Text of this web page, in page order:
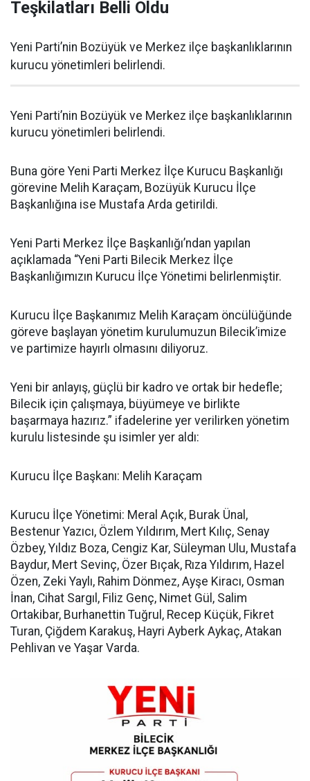
Teşkilatları Belli Oldu
Yeni Parti’nin Bozüyük ve Merkez ilçe başkanlıklarının
kurucu yönetimleri belirlendi.
Yeni Parti’nin Bozüyük ve Merkez ilçe başkanlıklarının
kurucu yönetimleri belirlendi.
Buna göre Yeni Parti Merkez İlçe Kurucu Başkanlığı
görevine Melih Karaçam, Bozüyük Kurucu İlçe
Başkanlığına ise Mustafa Arda getirildi.
Yeni Parti Merkez İlçe Başkanlığı’ndan yapılan
açıklamada “Yeni Parti Bilecik Merkez İlçe
Başkanlığımızın Kurucu İlçe Yönetimi belirlenmiştir.
Kurucu İlçe Başkanımız Melih Karaçam öncülüğünde
göreve başlayan yönetim kurulumuzun Bilecik’imize
ve partimize hayırlı olmasını diliyoruz.
Yeni bir anlayış, güçlü bir kadro ve ortak bir hedefle;
Bilecik için çalışmaya, büyümeye ve birlikte
başarmaya hazırız.” ifadelerine yer verilirken yönetim
kurulu listesinde şu isimler yer aldı:
Kurucu İlçe Başkanı: Melih Karaçam
Kurucu İlçe Yönetimi: Meral Açık, Burak Ünal,
Bestenur Yazıcı, Özlem Yıldırım, Mert Kılıç, Senay
Özbey, Yıldız Boza, Cengiz Kar, Süleyman Ulu, Mustafa
Baydur, Mert Sevinç, Özer Bıçak, Rıza Yıldırım, Hazel
Özen, Zeki Yaylı, Rahim Dönmez, Ayşe Kiracı, Osman
İnan, Cihat Sargıl, Filiz Genç, Nimet Gül, Salim
Ortakibar, Burhanettin Tuğrul, Recep Küçük, Fikret
Turan, Çiğdem Karakuş, Hayri Ayberk Aykaç, Atakan
Pehlivan ve Yaşar Varda.